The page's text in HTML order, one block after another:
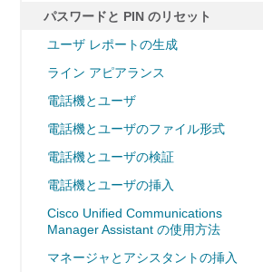
パスワードと PIN のリセット
ユーザ レポートの生成
ライン アピアランス
電話機とユーザ
電話機とユーザのファイル形式
電話機とユーザの検証
電話機とユーザの挿入
Cisco Unified Communications
Manager Assistant の使用方法
マネージャとアシスタントの挿入